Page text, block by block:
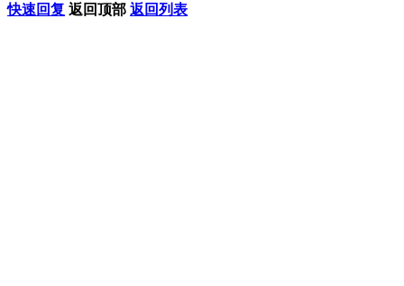
快速回复 返回顶部 返回列表